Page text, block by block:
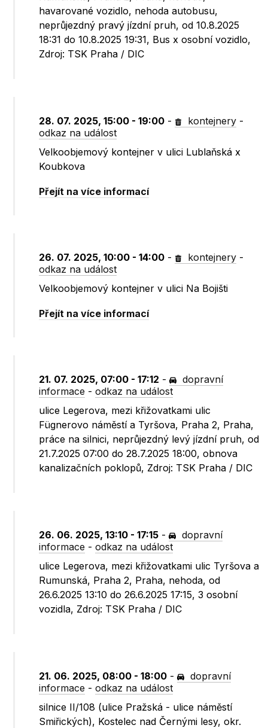
havarované vozidlo, nehoda autobusu,
neprůjezdný pravý jízdní pruh, od 10.8.2025
18:31 do 10.8.2025 19:31, Bus x osobní vozidlo,
Zdroj: TSK Praha / DIC
28. 07. 2025, 15:00 - 19:00 - kontejnery -
odkaz na událost
Velkoobjemový kontejner v ulici Lublaňská x
Koubkova
Přejít na více informací
26. 07. 2025, 10:00 - 14:00 - kontejnery -
odkaz na událost
Velkoobjemový kontejner v ulici Na Bojišti
Přejít na více informací
21. 07. 2025, 07:00 - 17:12 -
dopravní
informace -odkaz na událost
ulice Legerova, mezi křižovatkami ulic
Fügnerovo náměstí a Tyršova, Praha 2, Praha,
práce na silnici, neprůjezdný levý jízdní pruh, od
21.7.2025 07:00 do 28.7.2025 18:00, obnova
kanalizačních poklopů, Zdroj: TSK Praha / DIC
26. 06. 2025, 13:10 - 17:15 -
dopravní
informace -odkaz na událost
ulice Legerova, mezi křižovatkami ulic Tyršova a
Rumunská, Praha 2, Praha, nehoda, od
26.6.2025 13:10 do 26.6.2025 17:15, 3 osobní
vozidla, Zdroj: TSK Praha / DIC
21. 06. 2025, 08:00 - 18:00 -
dopravní
informace -odkaz na událost
silnice II/108 (ulice Pražská - ulice náměstí
Smiřických), Kostelec nad Černými lesy, okr.